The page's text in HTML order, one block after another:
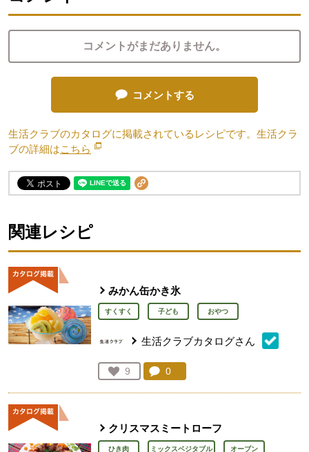
コメントがまだありません。
コメントする
生活クラブのカタログに掲載されているレシピです。生活クラ
ブの詳細はこちら 別のウィンドウで開きます。
関連レシピ
みかん缶かき氷
すくすく 子ども おやつ
生活クラブカタログさん
お気に入り登録：
9
人が登録
コメント：
0
クリスマスミートローフ
ひき肉 ミックスベジタブル オーブン